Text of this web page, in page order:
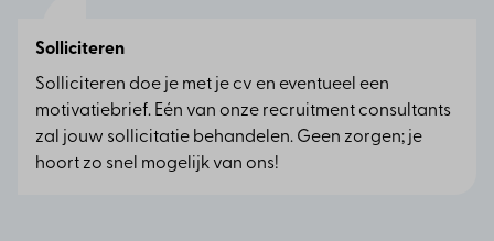
Solliciteren
Solliciteren doe je met je cv en eventueel een
motivatiebrief. Eén van onze recruitment consultants
zal jouw sollicitatie behandelen. Geen zorgen; je
hoort zo snel mogelijk van ons!